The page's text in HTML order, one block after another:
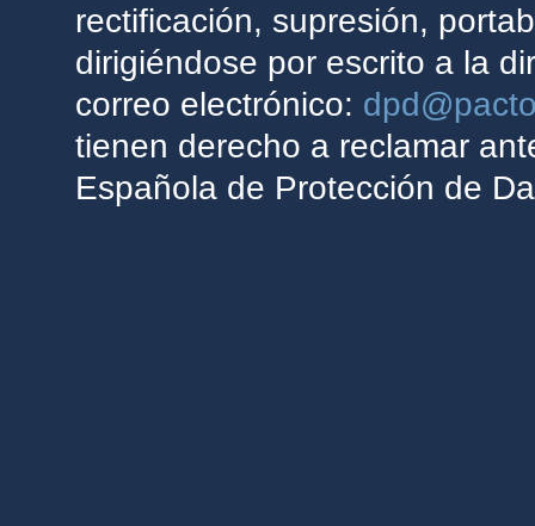
rectificación, supresión,
dirigiéndose por escrito a la
correo electrónico:
tienen derecho a reclamar
Española de Protección de